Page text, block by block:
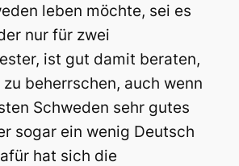
leben möchte, sei es
nur für zwei
ist gut damit beraten,
beherrschen, auch wenn
Schweden sehr gutes
sogar ein wenig Deutsch
hat sich die